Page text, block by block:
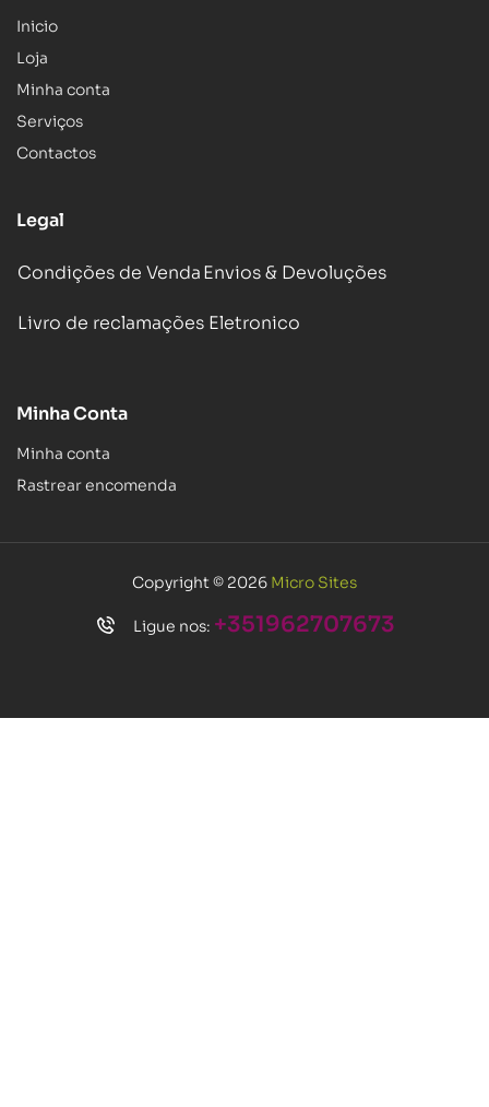
Inicio
Loja
Minha conta
Serviços
Contactos
Legal
Condições de VendaEnvios & Devoluções
Livro de reclamações Eletronico
Minha Conta
Minha conta
Rastrear encomenda
Copyright © 2026 Micro Sites
Ligue nos: +351962707673